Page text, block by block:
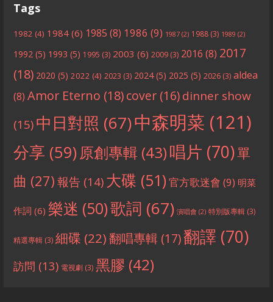
Tags
1982 (4) 1984 (6) 1985 (8) 1986 (9) 1987 (2) 1988 (3) 1989 (2)
1992 (5) 1993 (5) 1995 (3) 2003 (6) 2009 (3) 2016 (8) 2017
(18) 2020 (5) 2022 (4) 2023 (3) 2024(5) 2025 (5) 2026 (3) aldea
(8) Amor Eterno (18)cover (16)dinner show
(15)中日對照 (67)中森明菜 (121)
分享 (59)原創專輯 (43)唱片 (70)單
曲 (27) 報告 (14)大碟 (51) 官方歌迷會 (9) 明菜
作詞 (6) 樂迷 (50)歌詞 (67) 演唱會 (2) 特別版專輯 (3)
精選專輯 (3) 細碟 (22)翻唱專輯 (17)翻譯 (70)
訪問 (13) 電視劇 (3) 黑膠 (42)